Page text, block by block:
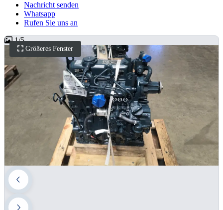
Nachricht senden
Whatsapp
Rufen Sie uns an
Größeres Fenster
1/5